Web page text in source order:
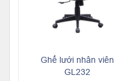
Ghế lưới nhân viên
GL232